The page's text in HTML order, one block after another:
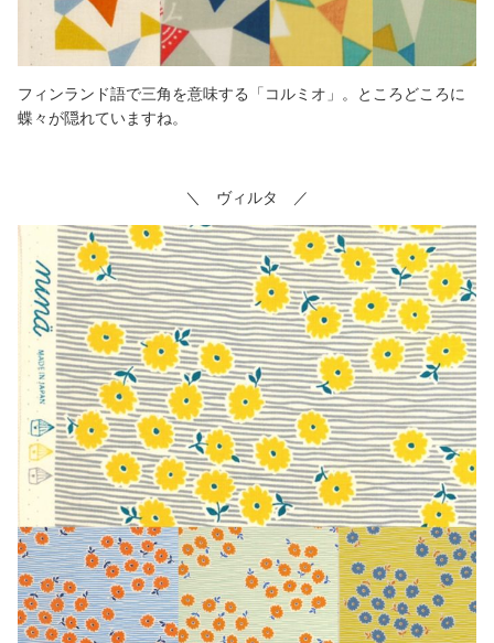
フィンランド語で三角を意味する「コルミオ」。ところどころに
蝶々が隠れていますね。
＼ ヴィルタ ／